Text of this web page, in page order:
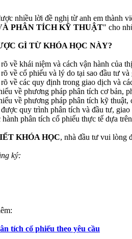
nhiều lời đề nghị từ anh em thành
PHÂN TÍCH KỸ THUẬT" cho
GÌ TỪ KHÓA HỌC NÀY?
về khái niệm và cách vận hành của
về cổ phiếu và lý do tại sao đầu tư và
về các quy định trong giao dịch và
về phương pháp phân tích cơ bản,
về phương pháp phân tích kỹ thuật,
quy trình phân tích và đầu tư,
phân tích cổ phiếu thực tế dựa
KHÓA HỌC, nhà đầu tư vui lòng
ký:
tích cổ phiếu theo yêu cầu